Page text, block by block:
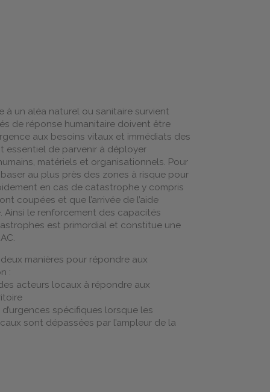
à un aléa naturel ou sanitaire survient
de réponse humanitaire doivent être
aux besoins vitaux et immédiats des
essentiel de parvenir à déployer
matériels et organisationnels. Pour
au plus près des zones à risque pour
en cas de catastrophe y compris
coupées et que l’arrivée de l’aide
Ainsi le renforcement des capacités
est primordial et constitue une
manières pour répondre aux
:
acteurs locaux à répondre aux
spécifiques lorsque les
sont dépassées par l’ampleur de la